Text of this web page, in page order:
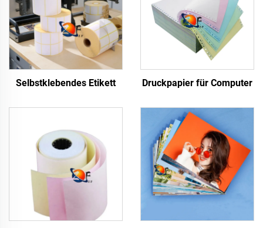
Selbstklebendes Etikett Druckpapier für Computer